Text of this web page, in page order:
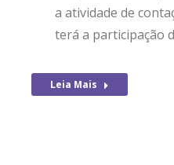
a atividade de
terá a participação
Leia Mais